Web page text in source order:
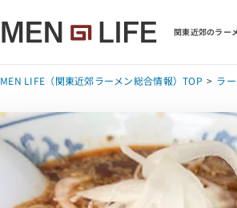
関東近郊のラー
MEN LIFE（関東近郊ラーメン総合情報）TOP ラ